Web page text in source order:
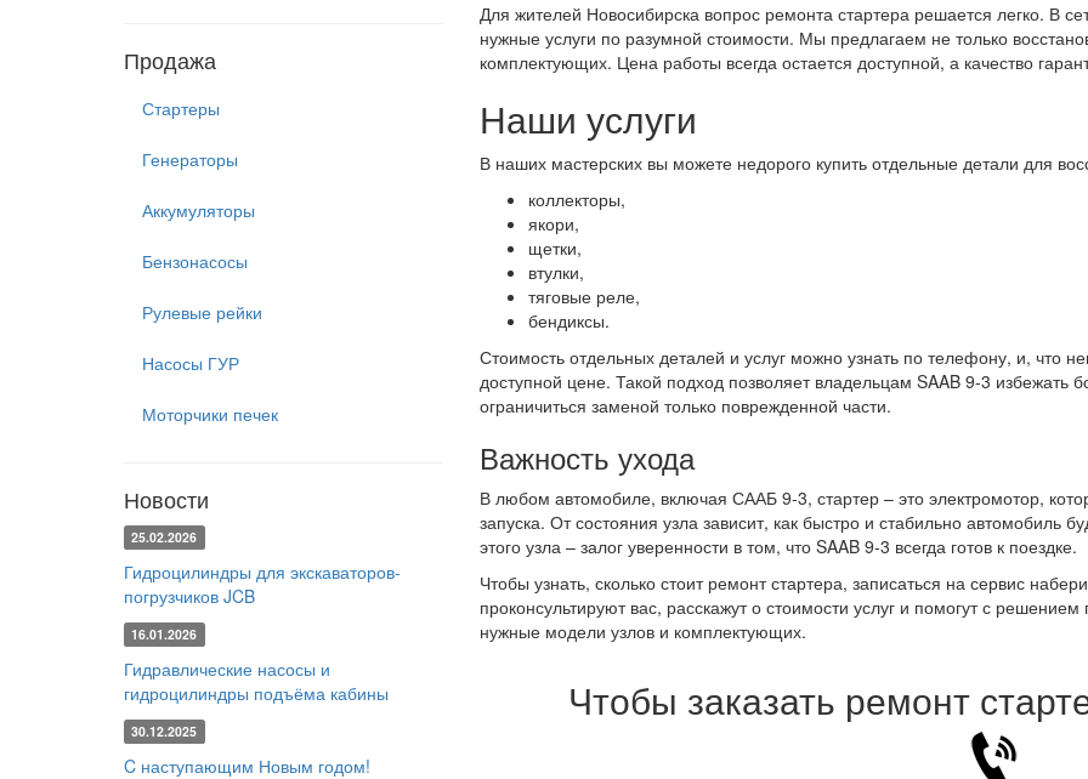
Продажа
Стартеры
Генераторы
Аккумуляторы
Бензонасосы
Рулевые рейки
Насосы ГУР
Моторчики печек
Новости
25.02.2026
Гидроцилиндры для экскаваторов-
погрузчиков JCB
16.01.2026
Гидравлические насосы и
гидроцилиндры подъёма кабины
30.12.2025
C наступающим Новым годом!
Для жителей Новосибирска вопрос ремонта стартера решается легко. В
нужные услуги по разумной стоимости. Мы предлагаем не только
комплектующих. Цена работы всегда остается доступной, а качество
Наши услуги
В наших мастерских вы можете недорого купить отдельные детали для
коллекторы,
якори,
щетки,
втулки,
тяговые реле,
бендиксы.
Стоимость отдельных деталей и услуг можно узнать по телефону, и, что
доступной цене. Такой подход позволяет владельцам SAAB 9-3 избежать
ограничиться заменой только поврежденной части.
Важность ухода
В любом автомобиле, включая СААБ 9-3, стартер – это электромотор,
запуска. От состояния узла зависит, как быстро и стабильно автомобиль
этого узла – залог уверенности в том, что SAAB 9-3 всегда готов к поездке.
Чтобы узнать, сколько стоит ремонт стартера, записаться на сервис
проконсультируют вас, расскажут о стоимости услуг и помогут с
нужные модели узлов и комплектующих.
Чтобы заказать ремонт